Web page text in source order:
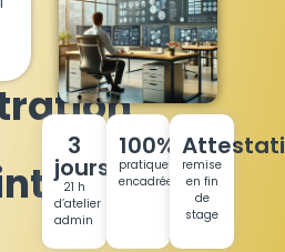
3
jours
21 h
d’atelier
admin
100%
pratique
encadrée
remise
en fin
de
stage